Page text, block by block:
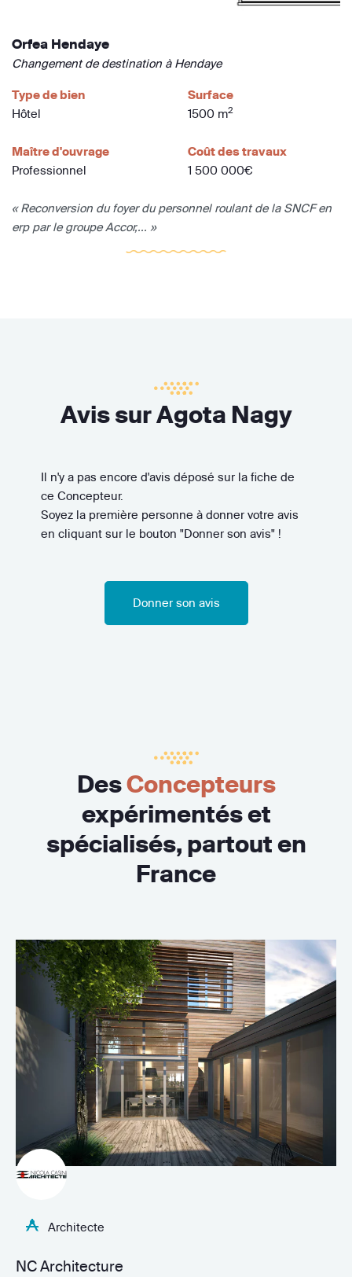
Orfea Hendaye
Changement de destination à Hendaye
Type de bien
Hôtel
Surface
1500 m2
Maître d'ouvrage
Professionnel
Coût des travaux
1 500 000€
« Reconversion du foyer du personnel roulant de la SNCF en
erp par le groupe Accor,... »
Avis sur Agota Nagy
Il n'y a pas encore d'avis déposé sur la fiche de
ce Concepteur.
Soyez la première personne à donner votre avis
en cliquant sur le bouton "Donner son avis" !
Donner son avis
DesConcepteurs
expérimentés et
spécialisés, partout en
France
Architecte
NC Architecture